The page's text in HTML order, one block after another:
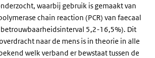
waarbij gebruik is gemaakt van
chain reaction (PCR) van faecaal
5,2-16,5%). Dit
naar de mens is in theorie in alle
welk verband er bewstaat tussen de